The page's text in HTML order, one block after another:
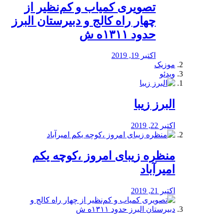
️تصویری کمیاب و کم‌نظیر از
چهار راه كالج و دبيرستان البرز
حدود ۱۳۱۱ه ش
اکتبر 19, 2019
موزیک
ویدئو
البرز زیبا
اکتبر 22, 2019
منظره‌‌ زیبای امروز ،کوچه یکم
امیرآباد
اکتبر 21, 2019